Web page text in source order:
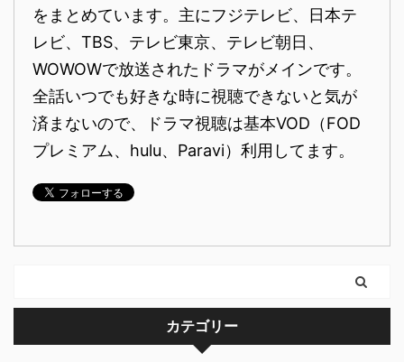
をまとめています。主にフジテレビ、日本テ
レビ、TBS、テレビ東京、テレビ朝日、
WOWOWで放送されたドラマがメインです。
全話いつでも好きな時に視聴できないと気が
済まないので、ドラマ視聴は基本VOD（FOD
プレミアム、hulu、Paravi）利用してます。
カテゴリー